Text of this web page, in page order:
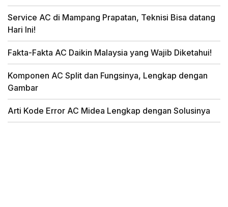
Service AC di Mampang Prapatan, Teknisi Bisa datang
Hari Ini!
Fakta-Fakta AC Daikin Malaysia yang Wajib Diketahui!
Komponen AC Split dan Fungsinya, Lengkap dengan
Gambar
Arti Kode Error AC Midea Lengkap dengan Solusinya